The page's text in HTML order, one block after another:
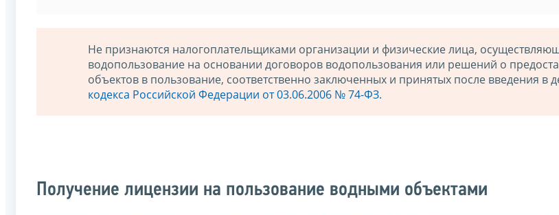
Не признаются налогоплательщиками организации и физические лица,
водопользование на основании договоров водопользования или решений о
объектов в пользование, соответственно заключенных и принятых после введения в
кодекса Российской Федерации от 03.06.2006 № 74-ФЗ.
Получение лицензии на пользование водными объектами